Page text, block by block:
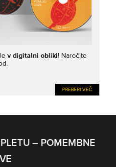
v digitalni obliki! Naročite
PREBERI VEČ
– POMEMBNE